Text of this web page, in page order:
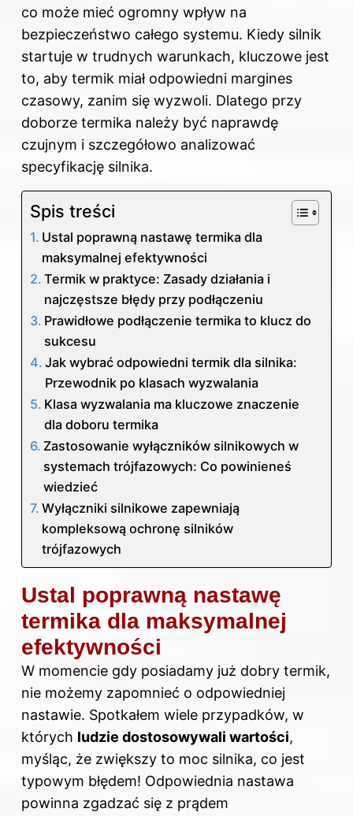
co może mieć ogromny wpływ na
bezpieczeństwo całego systemu. Kiedy silnik
startuje w trudnych warunkach, kluczowe jest
to, aby termik miał odpowiedni margines
czasowy, zanim się wyzwoli. Dlatego przy
doborze termika należy być naprawdę
czujnym i szczegółowo analizować
specyfikację silnika.
Spis treści
Ustal poprawną nastawę termika dla
maksymalnej efektywności
Termik w praktyce: Zasady działania i
najczęstsze błędy przy podłączeniu
Prawidłowe podłączenie termika to klucz do
sukcesu
Jak wybrać odpowiedni termik dla silnika:
Przewodnik po klasach wyzwalania
Klasa wyzwalania ma kluczowe znaczenie
dla doboru termika
Zastosowanie wyłączników silnikowych w
systemach trójfazowych: Co powinieneś
wiedzieć
Wyłączniki silnikowe zapewniają
kompleksową ochronę silników
trójfazowych
Ustal poprawną nastawę
termika dla maksymalnej
efektywności
W momencie gdy posiadamy już dobry termik,
nie możemy zapomnieć o odpowiedniej
nastawie. Spotkałem wiele przypadków, w
których ludzie dostosowywali wartości,
myśląc, że zwiększy to moc silnika, co jest
typowym błędem! Odpowiednia nastawa
powinna zgadzać się z prądem